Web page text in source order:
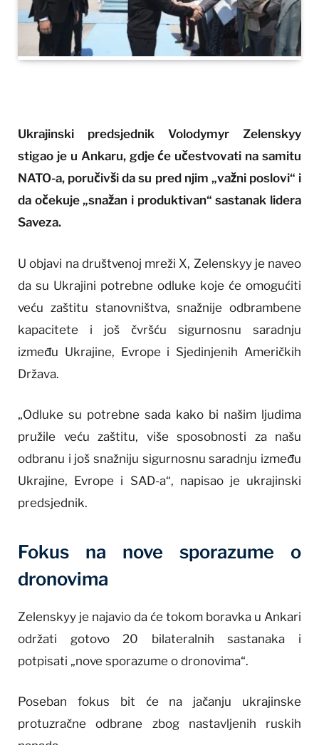
Ukrajinski predsjednik Volodymyr Zelenskyy
stigao je u Ankaru, gdje će učestvovati na samitu
NATO-a, poručivši da su pred njim „važni poslovi“ i
da očekuje „snažan i produktivan“ sastanak lidera
Saveza.
U objavi na društvenoj mreži X, Zelenskyy je naveo
da su Ukrajini potrebne odluke koje će omogućiti
veću zaštitu stanovništva, snažnije odbrambene
kapacitete i još čvršću sigurnosnu saradnju
između Ukrajine, Evrope i Sjedinjenih Američkih
Država.
„Odluke su potrebne sada kako bi našim ljudima
pružile veću zaštitu, više sposobnosti za našu
odbranu i još snažniju sigurnosnu saradnju između
Ukrajine, Evrope i SAD-a“, napisao je ukrajinski
predsjednik.
Fokus na nove sporazume o
dronovima
Zelenskyy je najavio da će tokom boravka u Ankari
održati gotovo 20 bilateralnih sastanaka i
potpisati „nove sporazume o dronovima“.
Poseban fokus bit će na jačanju ukrajinske
protuzračne odbrane zbog nastavljenih ruskih